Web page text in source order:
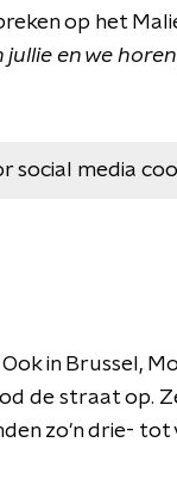
op het
jullie en we
social media
in Brussel,
de straat op.
zo'n drie- tot